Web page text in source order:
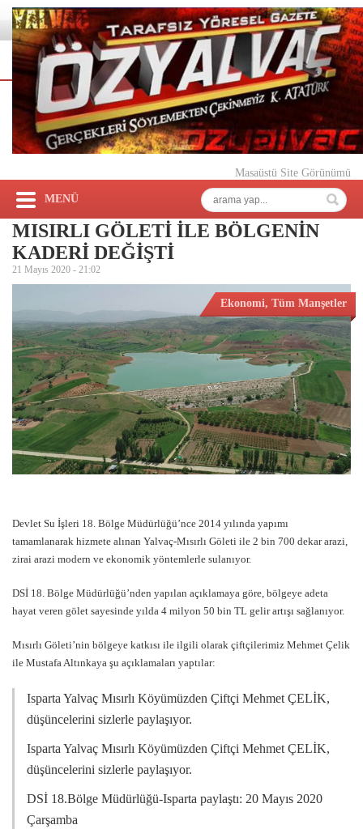
Masaüstü Site Görünümü
MENÜ
MISIRLI GÖLETİ İLE BÖLGENİN
KADERİ DEĞİŞTİ
21 Mayıs 2020 - 21:02
Ekonomi, Tüm Manşetler
Devlet Su İşleri 18. Bölge Müdürlüğü’nce 2014 yılında yapımı
tamamlanarak hizmete alınan Yalvaç-Mısırlı Göleti ile 2 bin 700 dekar arazi,
zirai arazi modern ve ekonomik yöntemlerle sulanıyor.
DSİ 18. Bölge Müdürlüğü’nden yapılan açıklamaya göre, bölgeye adeta
hayat veren gölet sayesinde yılda 4 milyon 50 bin TL gelir artışı sağlanıyor.
Mısırlı Göleti’nin bölgeye katkısı ile ilgili olarak çiftçilerimiz Mehmet Çelik
ile Mustafa Altınkaya şu açıklamaları yaptılar:
Isparta Yalvaç Mısırlı Köyümüzden Çiftçi Mehmet ÇELİK,
düşüncelerini sizlerle paylaşıyor.
Isparta Yalvaç Mısırlı Köyümüzden Çiftçi Mehmet ÇELİK,
düşüncelerini sizlerle paylaşıyor.
DSİ 18.Bölge Müdürlüğü-Isparta paylaştı: 20 Mayıs 2020
Çarşamba